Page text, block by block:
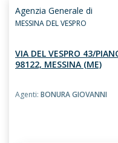
Agenzia Generale di
MESSINA DEL VESPRO
VIA DEL VESPRO 43/
98122, MESSINA (ME)
Agenti: BONURA GIOVANNI